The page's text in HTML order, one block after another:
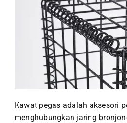
Kawat pegas adalah aksesori
menghubungkan jaring